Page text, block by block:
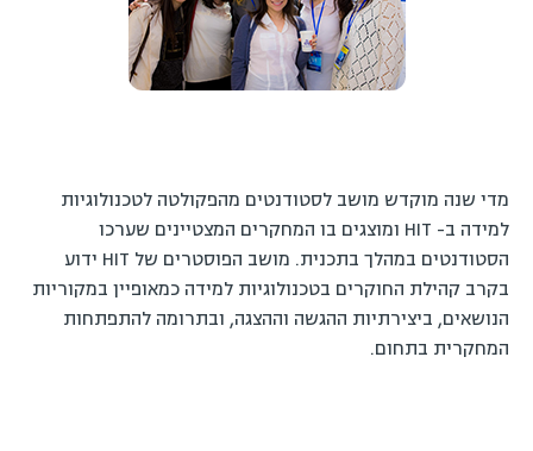
מדי שנה מוקדש מושב לסטודנטים מהפקולטה לטכנולוגיות
למידה ב- HIT ומוצגים בו המחקרים המצטיינים שערכו
הסטודנטים במהלך בתכנית. מושב הפוסטרים של HIT ידוע
בקרב קהילת החוקרים בטכנולוגיות למידה כמאופיין במקוריות
הנושאים, ביצירתיות ההגשה וההצגה, ובתרומה להתפתחות
המחקרית בתחום.